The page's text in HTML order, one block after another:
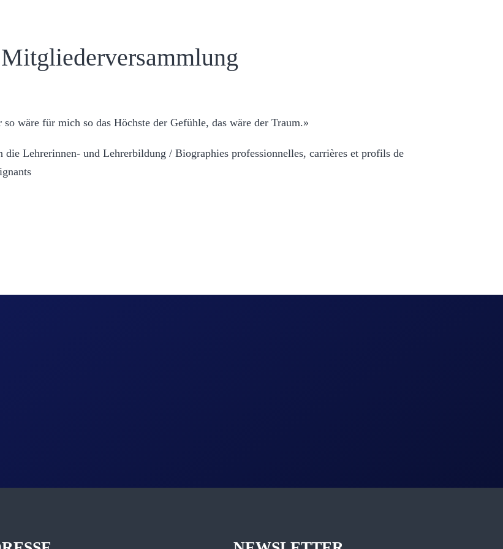
wäre für mich so das Höchste der Gefühle, das wäre der Traum.»
Lehrerinnen- und Lehrerbildung / Biographies professionnelles, carrières et profils de